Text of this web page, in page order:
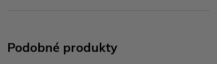
Podobné produkty